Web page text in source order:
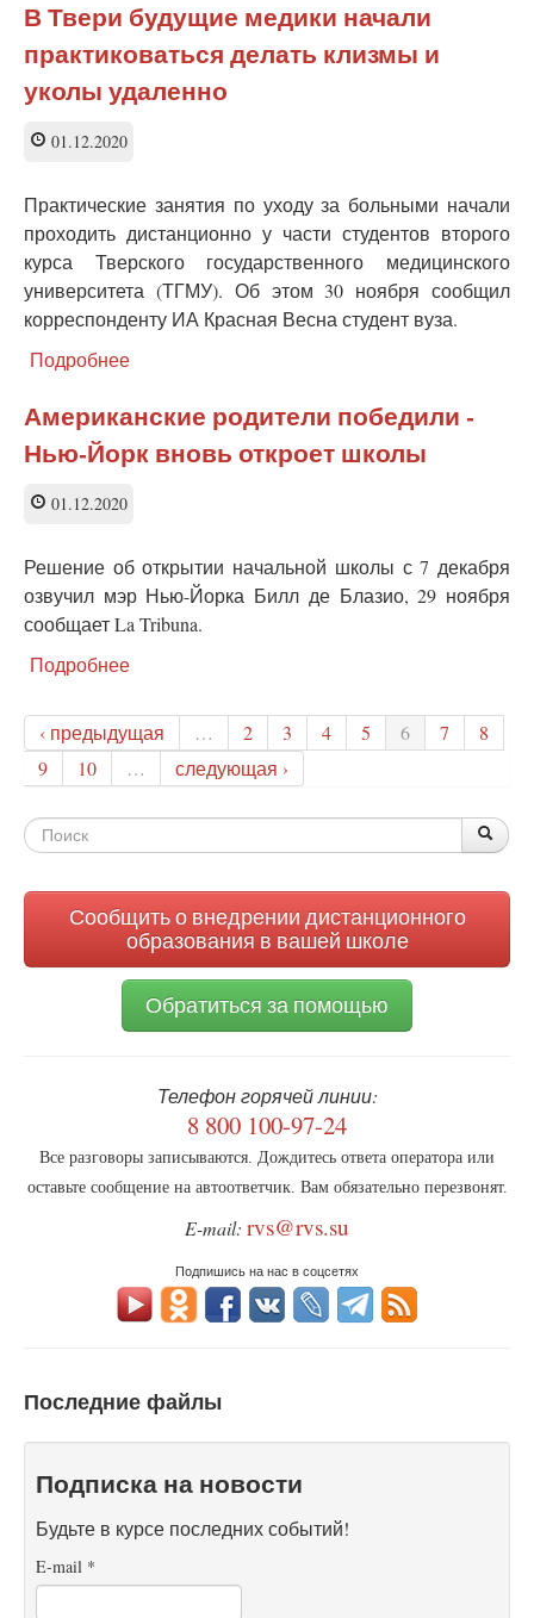
Ирина
Медведева
о
обучении
В Твери будущие медики начали
практиковаться делать клизмы и
уколы удаленно
01.12.2020
Практические занятия по уходу за больными начали
проходить дистанционно у части студентов второго
курса Тверского государственного медицинского
университета (ТГМУ). Об этом 30 ноября сообщил
корреспонденту ИА Красная Весна студент вуза.
Подробнее
Твери
будущие
медики
и
уколы
удаленно
Американские родители победили -
Нью-Йорк вновь откроет школы
01.12.2020
Решение об открытии начальной школы с 7 декабря
озвучил мэр Нью-Йорка Билл де Блазио, 29 ноября
сообщает La Tribuna.
Подробнее
родители
победили
-
Нью-
откроет
‹ предыдущая … 2 3 4 5 6 7
8
9
10 … следующая ›
Форма
Сообщить о внедрении дистанционного
образования в вашей школе
Обратиться за помощью
Телефон горячей линии:
8 800 100-97-24
Все разговоры записываются. Дождитесь ответа оператора или
оставьте сообщение на автоответчик. Вам обязательно перезвонят.
E-mail: rvs@rvs.su
Подпишись на нас в соцсетях
Последние файлы
Подписка на новости
Будьте в курсе последних событий!
E-mail *